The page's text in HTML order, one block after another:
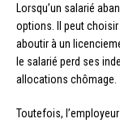
Lorsqu’un salarié
options. Il peut choisir
aboutir à un
le salarié perd ses
allocations chômage.
Toutefois,